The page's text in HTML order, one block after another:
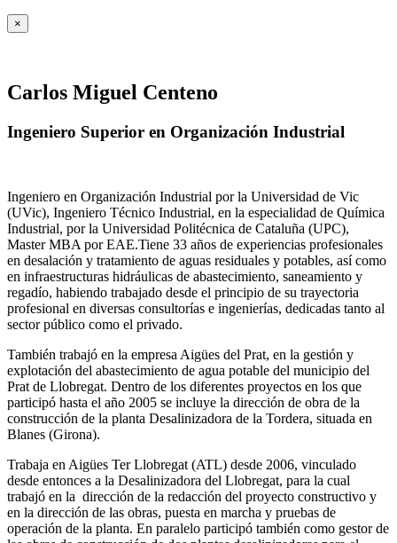
×
Carlos Miguel Centeno
Ingeniero Superior en Organización Industrial
Ingeniero en Organización Industrial por la Universidad de Vic
(UVic), Ingeniero Técnico Industrial, en la especialidad de Química
Industrial, por la Universidad Politécnica de Cataluña (UPC),
Master MBA por EAE.Tiene 33 años de experiencias profesionales
en desalación y tratamiento de aguas residuales y potables, así como
en infraestructuras hidráulicas de abastecimiento, saneamiento y
regadío, habiendo trabajado desde el principio de su trayectoria
profesional en diversas consultorías e ingenierías, dedicadas tanto al
sector público como el privado.
También trabajó en la empresa Aigües del Prat, en la gestión y
explotación del abastecimiento de agua potable del municipio del
Prat de Llobregat. Dentro de los diferentes proyectos en los que
participó hasta el año 2005 se incluye la dirección de obra de la
construcción de la planta Desalinizadora de la Tordera, situada en
Blanes (Girona).
Trabaja en Aigües Ter Llobregat (ATL) desde 2006, vinculado
desde entonces a la Desalinizadora del Llobregat, para la cual
trabajó en la dirección de la redacción del proyecto constructivo y
en la dirección de las obras, puesta en marcha y pruebas de
operación de la planta. En paralelo participó también como gestor de